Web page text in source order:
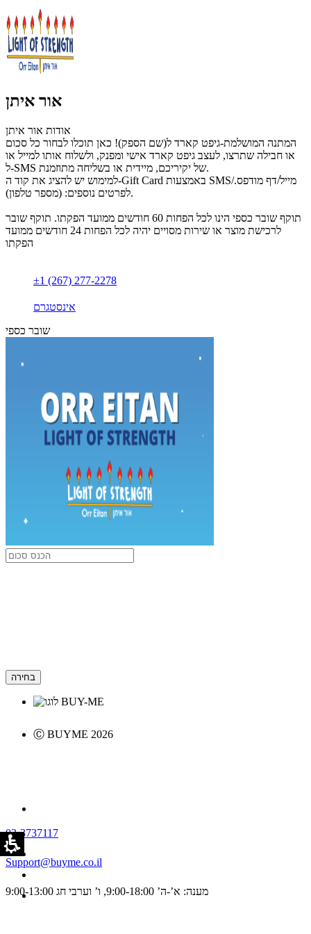
אור איתן
אודות אור איתן
המתנה המושלמת-גיפט קארד ל(שם הספק)! כאן תוכלו לבחור כל סכום
או חבילה שתרצו, לעצב גיפט קארד אישי ומפנק, ולשלוח אותו למייל או
ל-SMS של יקיריכם, מיידית או בשליחה מתוזמנת.
למימוש יש להציג את קוד ה-Gift Card באמצעות SMS/מייל/דף מודפס.
לפרטים נוספים: (מספר טלפון).
תוקף שובר כספי הינו לכל הפחות 60 חודשים ממועד הפקתו. תוקף שובר
לרכישת מוצר או שירות מסויים יהיה לכל הפחות 24 חודשים ממועד
הפקתו
±1 (267) 277-2278
אינסטגרם
שובר כספי
בחירה
Ⓒ BUYME 2026
03-3737117
Support@buyme.co.il
מענה: א’-ה’ 9:00-18:00, ו’ וערבי חג 9:00-13:00